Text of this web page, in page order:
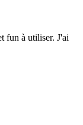
fun à utiliser. J'ai